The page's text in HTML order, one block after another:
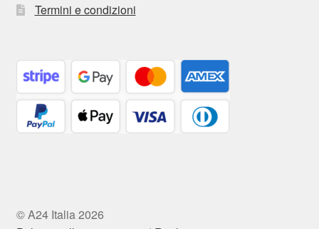
Termini e condizioni
© A24 Italia 2026